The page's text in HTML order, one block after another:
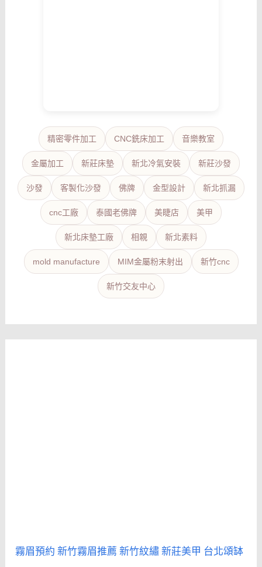
精密零件加工 CNC銑床加工 音樂教室
金屬加工 新莊床墊 新北冷氣安裝 新莊沙發
沙發 客製化沙發 佛牌 金型設計 新北抓漏
cnc工廠 泰國老佛牌 美睫店 美甲
新北床墊工廠 相親 新北素料
mold manufacture MIM金屬粉末射出 新竹cnc
新竹交友中心
霧眉預約新竹霧眉推薦新竹紋繡新莊美甲 台北頌缽